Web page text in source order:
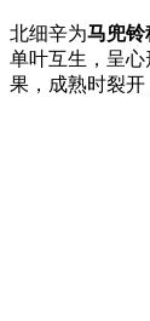
北细辛为马兜铃
单叶互生，呈
果，成熟时裂开